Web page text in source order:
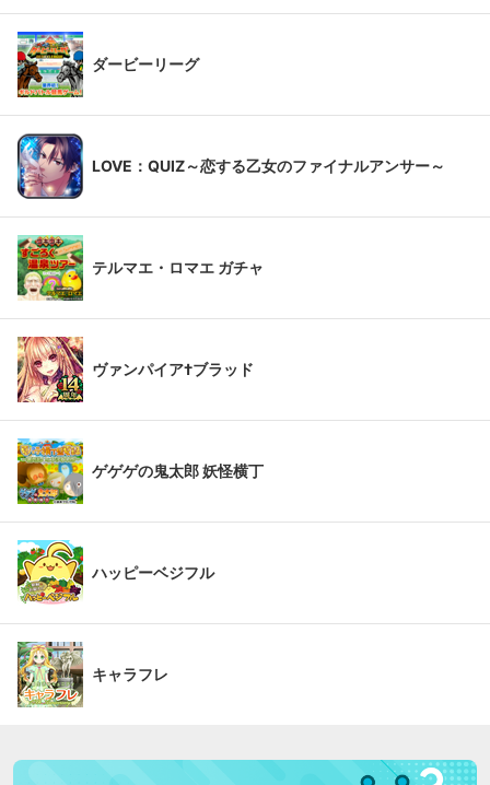
ダービーリーグ
LOVE：QUIZ～恋する乙女のファイナルアンサー～
テルマエ・ロマエ ガチャ
ヴァンパイア†ブラッド
ゲゲゲの鬼太郎 妖怪横丁
ハッピーベジフル
キャラフレ